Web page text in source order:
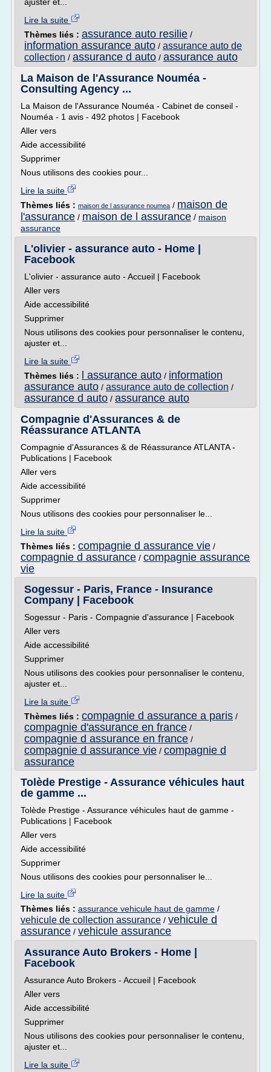
Lire la suite
Thèmes liés : assurance auto resilie /
information assurance auto / assurance auto de
collection / assurance d auto / assurance auto
La Maison de l'Assurance Nouméa -
Consulting Agency ...
La Maison de l'Assurance Nouméa - Cabinet de conseil -
Nouméa - 1 avis - 492 photos | Facebook
Aller vers
Aide accessibilité
Supprimer
Nous utilisons des cookies pour...
Lire la suite
Thèmes liés : maison de l assurance noumea / maison de
l'assurance / maison de l assurance / maison
assurance
L'olivier - assurance auto - Home |
Facebook
L'olivier - assurance auto - Accueil | Facebook
Aller vers
Aide accessibilité
Supprimer
Nous utilisons des cookies pour personnaliser le contenu,
ajuster et...
Lire la suite
Thèmes liés :
l assurance auto / information
assurance auto / assurance auto de collection /
assurance d auto / assurance auto
Compagnie d'Assurances & de
Réassurance ATLANTA
Compagnie d'Assurances & de Réassurance ATLANTA -
Publications | Facebook
Aller vers
Aide accessibilité
Supprimer
Nous utilisons des cookies pour personnaliser le...
Lire la suite
Thèmes liés : compagnie d assurance vie /
compagnie d assurance / compagnie assurance
vie
Sogessur - Paris, France - Insurance
Company | Facebook
Sogessur - Paris - Compagnie d'assurance | Facebook
Aller vers
Aide accessibilité
Supprimer
Nous utilisons des cookies pour personnaliser le contenu,
ajuster et...
Lire la suite
Thèmes liés : compagnie d assurance a paris /
compagnie d'assurance en france /
compagnie d assurance en france /
compagnie d assurance vie / compagnie d
assurance
Tolède Prestige - Assurance véhicules haut
de gamme ...
Tolède Prestige - Assurance véhicules haut de gamme -
Publications | Facebook
Aller vers
Aide accessibilité
Supprimer
Nous utilisons des cookies pour personnaliser le...
Lire la suite
Thèmes liés : assurance vehicule haut de gamme /
vehicule de collection assurance / vehicule d
assurance / vehicule assurance
Assurance Auto Brokers - Home |
Facebook
Assurance Auto Brokers - Accueil | Facebook
Aller vers
Aide accessibilité
Supprimer
Nous utilisons des cookies pour personnaliser le contenu,
ajuster et...
Lire la suite